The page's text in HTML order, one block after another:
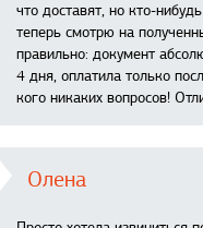
что доставят, но кто-
теперь смотрю на
правильно: документ
4 дня, оплатила только
кого никаких вопросов!
Олена